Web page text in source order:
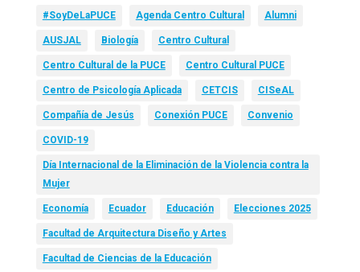
#SoyDeLaPUCE Agenda Centro Cultural Alumni
AUSJAL Biología Centro Cultural
Centro Cultural de la PUCE Centro Cultural PUCE
Centro de Psicología Aplicada CETCIS CISeAL
Compañía de Jesús Conexión PUCE Convenio
COVID-19
Día Internacional de la Eliminación de la Violencia contra la
Mujer
Economía Ecuador Educación Elecciones 2025
Facultad de Arquitectura Diseño y Artes
Facultad de Ciencias de la Educación